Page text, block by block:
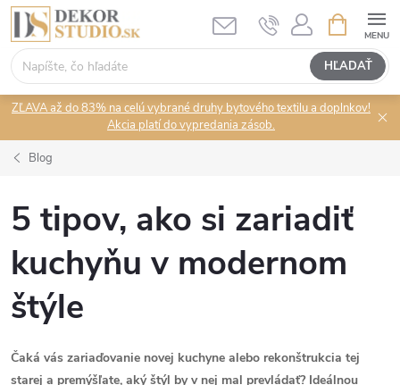
Prejsť
obsah
HĽADAŤ
KOŠÍK
ZĽAVA až do 83% na celú vybrané druhy bytového textilu a doplnkov!
Akcia platí do vypredania zásob.
Blog
5 tipov, ako si zariadiť
kuchyňu v modernom
štýle
Čaká vás zariaďovanie novej kuchyne alebo rekonštrukcia tej
starej a premýšľate, aký štýl by v nej mal prevládať? Ideálnou